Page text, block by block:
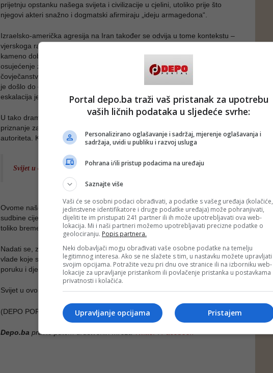
prijetnju opstanku našega svijeta i civilizacije u cjelini, utoliko prije što
njegovi akteri snažno i dogmatski afirmiraju „ideju armagedona“.
Izraelsko-američka agresija na Iran također se odvija u tome kontekstu –
vjerskoga rata i najavljivanja s najviših instanci da će Iran biti vraćen u
kameno doba, iako ta zemlja nikoga nije napala, ali predstavlja moguće
osujećenje za ostvarenje biblijskih mitova za kojima poseže cionizam. Cijelo
čovječanstvo već sada je ovom agresijom pretrpjelo veoma velike štete jer
je došlo do ozbiljnog poremećaja energetskog snabdijevanja u svijetu. A
eskalacija je na pomolu.
U tako dramatičnom kontekstu stiže napadnutoj, iranskoj strani/diplomatiji
priznanje za mir, za suživot, od strane najvećeg katoličkog crkvenog
autoriteta. Kontekst i poruka su odveć jasni.
Svijet u ovome času duguje zahvalnost papi Leu XIV. Veliku zahvalnost
Ovome našem svijetu koji se već našao u grču zbog krajnje neizvjesne
sudbine cijeloga svijeta, bolja poruka nije mogla doći u ovaj čas. Ona je
toliko bremenita etičnošću, pozitivitetom da je to jedva izrecivo.
Nadati se, zaista - nadati se u ovome dramatičnom času da će i mnoge
vlade koje su sada humanistički i naročito etički dezorijentirane shvatiti ovu
poruku i djelovati u skladu s njom, da će se vratiti na pravi put.
Svijet u ovome času duguje zahvalnost papi Leu XIV. Veliku zahvalnost.
(DEPO PORTAL/ad)
Depo.ba pratite putem društvenih mrežaTwitteriFacebook
Portal depo.ba traži vaš pristanak za upotrebu
vaših ličnih podataka u sljedeće svrhe:
Personalizirano oglašavanje i sadržaj, mjerenje oglašavanja i
sadržaja, uvidi u publiku i razvoj usluga
Pohrana i/ili pristup podacima na uređaju
Saznajte više
Vaši će se osobni podaci obrađivati, a podatke s vašeg uređaja (kolačiće,
jedinstvene identifikatore i druge podatke uređaja) može pohranjivati,
dijeliti te im pristupati 241 partner ili ih može upotrebljavati ova web-
lokacija. Mi i naši partneri možemo upotrebljavati precizne podatke o
geolociranju. Popis partnera.
Neki dobavljači mogu obrađivati vaše osobne podatke na temelju
legitimnog interesa. Ako se ne slažete s tim, u nastavku možete upravljati
svojim opcijama. Potražite vezu pri dnu ove stranice ili na izborniku web-
lokacije za upravljanje pristankom ili povlačenje pristanka u postavkama
privatnosti i kolačića.
Pristajem
Upravljanje opcijama